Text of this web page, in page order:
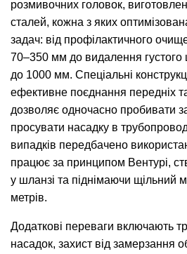
розмивочних головок,
сталей, кожна з яких
задач: від профілактичного
70–350 мм до видалення
до 1000 мм. Спеціальні
ефективне поєднання передніх
дозволяє одночасно пробивати
просувати насадку в
випадків передбачено
працює за принципом Вентурі,
у шланзі та піднімаючи щільний
метрів.
Додаткові переваги включають
насадок, захист від замерзання